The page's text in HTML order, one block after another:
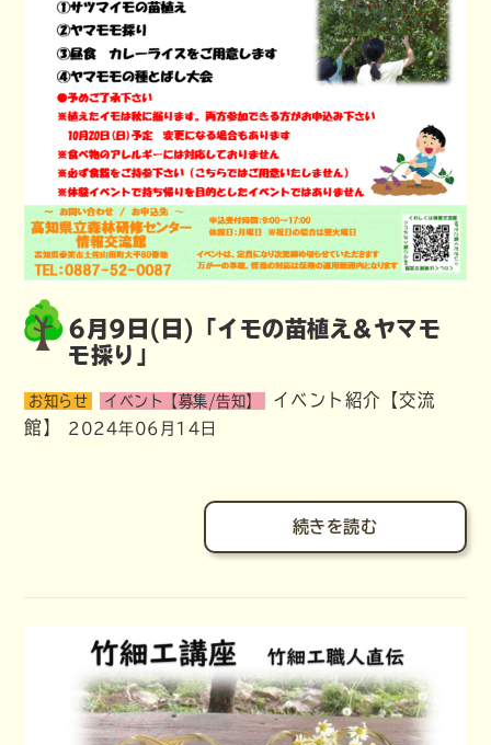
6月9日(日)「イモの苗植え&ヤマモ
モ採り」
お知らせ イベント【募集/告知】
イベント紹介【交流
館】
2024年06月14日
続きを読む